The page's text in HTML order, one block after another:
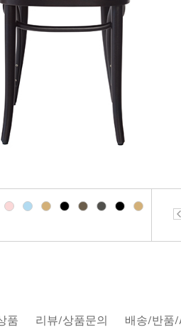
품 리뷰/상품문의 배송/반품/